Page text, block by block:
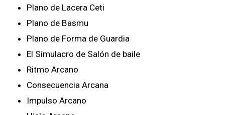
Plano de Lacera Ceti
Plano de Basmu
Plano de Forma de Guardia
El Simulacro de Salón de baile
Ritmo Arcano
Consecuencia Arcana
Impulso Arcano